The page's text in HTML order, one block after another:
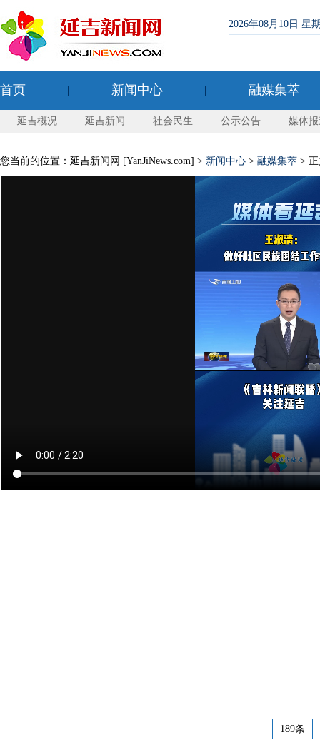
2026年08月10日 星
首页 新闻中心 融媒集萃
延吉概况 延吉新闻 社会民生 公示公告 媒体
您当前的位置：延吉新闻网 [YanJiNews.com] > 新闻中心 > 融媒集萃 >
189条